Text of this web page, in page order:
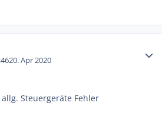
20. Apr 2020
Steuergeräte Fehler